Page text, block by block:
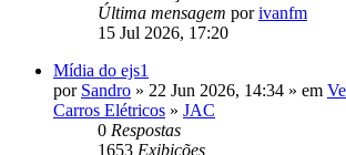
Última mensagem porivanfm
15 Jul 2026, 17:20
Mídia do ejs1
por Sandro » 22 Jun 2026, 14:34 » em
Carros Elétricos » JAC
0 Respostas
1653 Exibições